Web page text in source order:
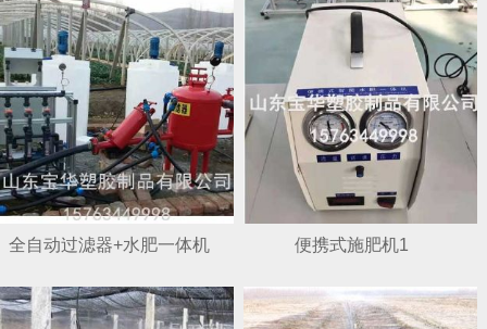
全自动过滤器+水肥一体机 便携式施肥机1